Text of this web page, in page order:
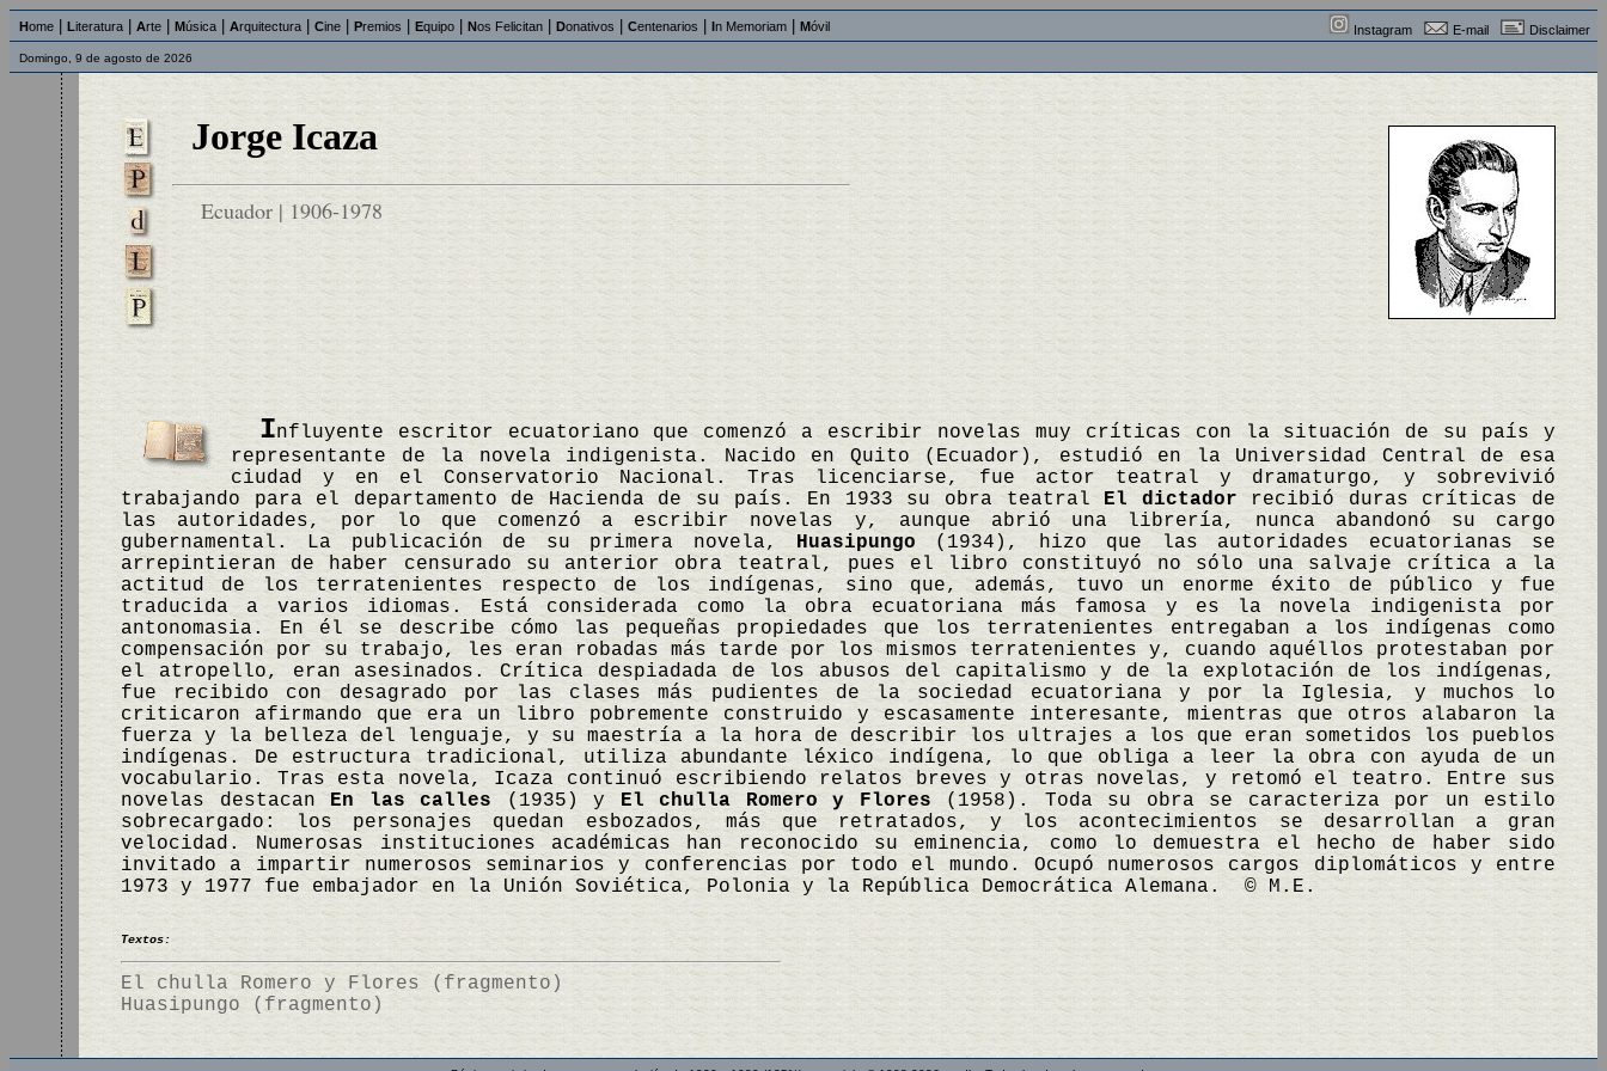
Home Literatura Arte Música Arquitectura Cine Premios Equipo Nos Felicitan Donativos Centenarios In Memoriam Móvil Instagram E-mail Disclaimer
Domingo, 9 de agosto de 2026
Jorge Icaza
Ecuador | 1906-1978
Influyente escritor ecuatoriano que comenzó a escribir novelas muy críticas con la situación de su país y
representante de la novela indigenista. Nacido en Quito (Ecuador), estudió en la Universidad Central de esa
ciudad y en el Conservatorio Nacional. Tras licenciarse, fue actor teatral y dramaturgo, y sobrevivió
trabajando para el departamento de Hacienda de su país. En 1933 su obra teatral El dictador recibió duras críticas de
las autoridades, por lo que comenzó a escribir novelas y, aunque abrió una librería, nunca abandonó su cargo
gubernamental. La publicación de su primera novela, Huasipungo (1934), hizo que las autoridades ecuatorianas se
arrepintieran de haber censurado su anterior obra teatral, pues el libro constituyó no sólo una salvaje crítica a la
actitud de los terratenientes respecto de los indígenas, sino que, además, tuvo un enorme éxito de público y fue
traducida a varios idiomas. Está considerada como la obra ecuatoriana más famosa y es la novela indigenista por
antonomasia. En él se describe cómo las pequeñas propiedades que los terratenientes entregaban a los indígenas como
compensación por su trabajo, les eran robadas más tarde por los mismos terratenientes y, cuando aquéllos protestaban por
el atropello, eran asesinados. Crítica despiadada de los abusos del capitalismo y de la explotación de los indígenas,
fue recibido con desagrado por las clases más pudientes de la sociedad ecuatoriana y por la Iglesia, y muchos lo
criticaron afirmando que era un libro pobremente construido y escasamente interesante, mientras que otros alabaron la
fuerza y la belleza del lenguaje, y su maestría a la hora de describir los ultrajes a los que eran sometidos los pueblos
indígenas. De estructura tradicional, utiliza abundante léxico indígena, lo que obliga a leer la obra con ayuda de un
vocabulario. Tras esta novela, Icaza continuó escribiendo relatos breves y otras novelas, y retomó el teatro. Entre sus
novelas destacanEn las calles (1935) y El chulla Romero y Flores (1958). Toda su obra se caracteriza por un estilo
sobrecargado: los personajes quedan esbozados, más que retratados, y los acontecimientos se desarrollan a gran
velocidad. Numerosas instituciones académicas han reconocido su eminencia, como lo demuestra el hecho de haber sido
invitado a impartir numerosos seminarios y conferencias por todo el mundo. Ocupó numerosos cargos diplomáticos y entre
1973 y 1977 fue embajador en la Unión Soviética, Polonia y la República Democrática Alemana. © M.E.
Textos:
El chulla Romero y Flores (fragmento)
Huasipungo (fragmento)